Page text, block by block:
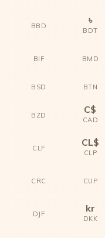
BBD ৳
BDT
BIF BMD
BSD BTN
BZD C$
CAD
CLF CL$
CLP
CRC CUP
DJF kr
DKK